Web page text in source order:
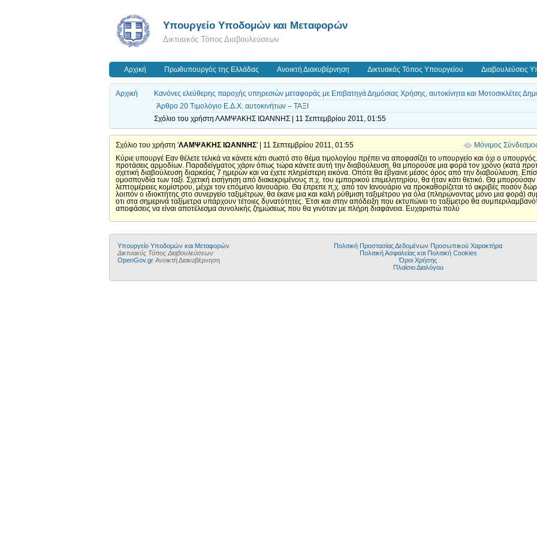
Υπουργείο Υποδομών και Μεταφορών
Δικτυακός Τόπος Διαβουλεύσεων
Αρχική Πρωθυπουργός της Ελλάδας Ανοικτή Διακυβέρνηση Δικτυακός Τόπος Υπουργείου Διαβουλεύσεις
Αρχική
Κανόνες ελεύθερης παροχής υπηρεσιών μεταφοράς με Επιβατηγά Δημόσιας Χρήσης, αυτοκίνητα και Μοτοσικλέτες
Άρθρο 20 Τιµολόγιο Ε.Δ.Χ. αυτοκινήτων – ΤΑΞΙ
Σχόλιο του χρήστη ΛΑΜΨΑΚΗΣ ΙΩΑΝΝΗΣ | 11 Σεπτεμβρίου 2011, 01:55
Σχόλιο του χρήστη 'ΛΑΜΨΑΚΗΣ ΙΩΑΝΝΗΣ' | 11 Σεπτεμβρίου 2011, 01:55
Μόνιμος
Κύριε υπουργέ Εαν θέλετε τελικά να κάνετε κάτι σωστό στο θέμα τιμολογίου πρέπει να αποφασίζει το υπουργείο και όχι ο
προτάσεις αρμοδίων. Παραδείγματος χάριν όπως τώρα κάνετε αυτή την διαβούλευση, θα μπορούσε μια φορά τον χρόνο (κατά
σχετική διαβούλευση διαρκείας 7 ημερών και να έχετε πληρέστερη εικόνα. Οπότε θα έβγαινε μέσος όρος από την διαβούλευση.
ομοσπονδία των ταξί. Σχετική εισήγηση από διακεκριμένους π.χ. του εμπορικού επιμελητηρίου, θα ήταν κάτι θετικό. Θα
λεπτομέρειες κομίστρου, μέχρι τον επόμενο Ιανουάριο. Θα έπρεπε π.χ. από τον Ιανουάριο να προκαθορίζεται τό ακριβές ποσόν
λοιπόν ο ιδιοκτήτης στο συνεργείο ταξιμέτρων, θα έκανε μια και καλή ρύθμιση ταξιμέτρου για όλα (πληρώνοντας μόνο μια φορά)
οτι στα σημερινά ταξίμετρα υπάρχουν τέτοιες δυνατότητες. Έτσι και στην απόδειξη που εκτυπώνει το ταξίμετρο θα
αποφάσεις να είναι αποτέλεσμα συνολικής ζημώσεως που θα γινόταν με πλήρη διαφάνεια. Ευχαριστώ πολύ
Υπουργείο Υποδομών και Μεταφορών
Δικτυακός Τόπος Διαβουλεύσεων
OpenGov.gr Ανοικτή Διακυβέρνηση
Πολιτική Προστασίας Δεδομένων Προσωπικού Χαρακτήρα
Πολιτική Ασφαλείας και Πολιτική Cookies
Όροι Χρήσης
Πλαίσιο Διαλόγου